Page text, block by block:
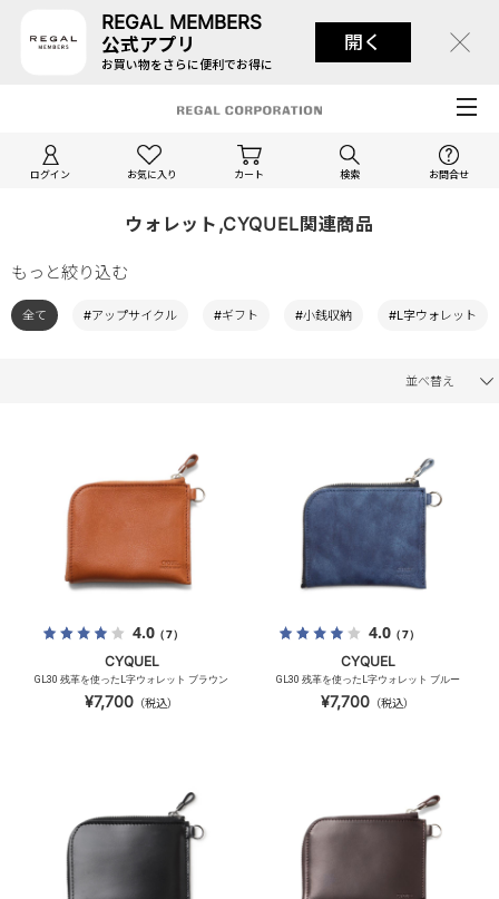
REGAL MEMBERS
公式アプリ
お買い物をさらに便利でお得に
開く
ログイン お気に入り カート 検索 お問合せ
ウォレット,CYQUEL関連商品
もっと絞り込む
全て #アップサイクル #ギフト #小銭収納 #L字ウォレット
並べ替え
4.0（7）
CYQUEL
GL30 残革を使ったL字ウォレット ブラウン
¥7,700 （税込）
4.0（7）
CYQUEL
GL30 残革を使ったL字ウォレット ブルー
¥7,700 （税込）